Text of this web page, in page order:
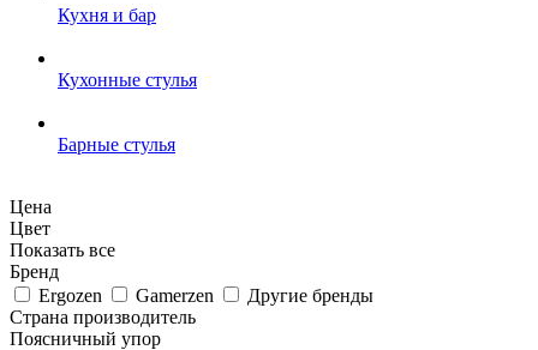
Кухня и бар
Кухонные стулья
Барные стулья
Цена
Цвет
Показать все
Бренд
Ergozen
Gamerzen
Другие бренды
Страна производитель
Поясничный упор